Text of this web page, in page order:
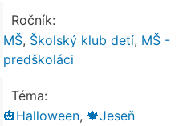
Ročník:
MŠ, Školský klub detí, MŠ -
predškoláci
Téma:
🎃Halloween, 🍁Jeseň